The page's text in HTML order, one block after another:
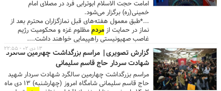
امامت حجت الاسلام ابوترابی فرد در مصلای امام
خمینی(ره) برگزار می‌شود.
...*طبق معمول هفته‌های قبل نمازگزاران محترم بعد از
نماز در حمایت ازمردممظلوم غزه و محکومیت رژیم
غاصب صهیونیستی راهپیمایی خواهند داشت....
گزارش تصویری| مراسم بزرگداشت چهارمین سالگرد
شهادت سردار حاج قاسم سلیمانی
مراسم بزرگداشت چهارمین سالگرد شهادت سردار شهید
حاج قاسم سلیمانی شامگاه امروز (چهارشنبه) 13 دی ماه
۱۳ دی ۰۲ - ۲۲:۵۵